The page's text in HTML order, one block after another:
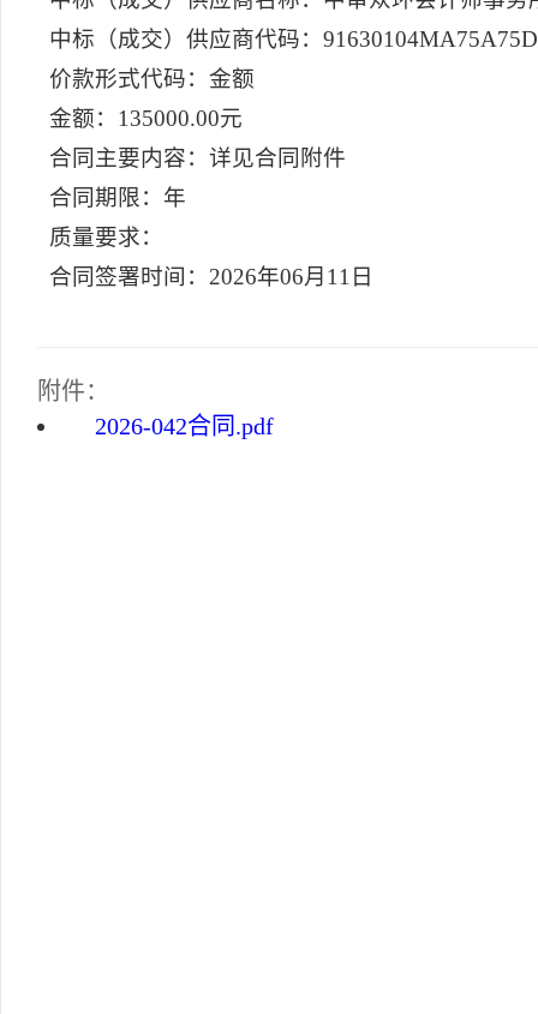
中标（成交）供应商代码：
价款形式代码：金额
金额：135000.00元
合同主要内容：详见合同附件
合同期限：年
质量要求：
合同签署时间：2026年06月11日
附件：
2026-042合同.pdf